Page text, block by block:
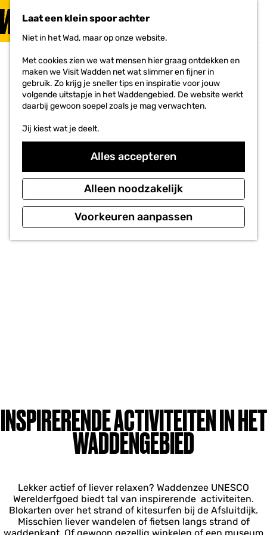
Laat een klein spoor achter
Niet in het Wad, maar op onze website.
Met cookies zien we wat mensen hier graag ontdekken en
maken we Visit Wadden net wat slimmer en fijner in
gebruik. Zo krijg je sneller tips en inspiratie voor jouw
volgende uitstapje in het Waddengebied. De website werkt
daarbij gewoon soepel zoals je mag verwachten.
Jij kiest wat je deelt.
Alles accepteren
Alleen noodzakelijk
Voorkeuren aanpassen
G
F
v
r
i
e
t
e
MENU
INSPIRERENDE ACTIVITEITEN IN HET
WADDENGEBIED
Lekker actief of liever relaxen? Waddenzee UNESCO
Werelderfgoed biedt tal van inspirerende activiteiten.
Blokarten over het strand of kitesurfen bij de Afsluitdijk.
Misschien liever wandelen of fietsen langs strand of